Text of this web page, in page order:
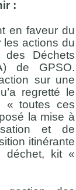
:
en faveur du
actions du
des Déchets
de GPSO.
sur une
regretté le
« toutes ces
la mise à
et de
itinérante
déchet, kit «